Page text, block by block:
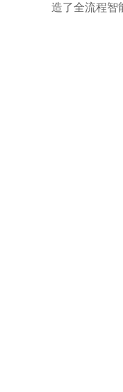
造了全流程智